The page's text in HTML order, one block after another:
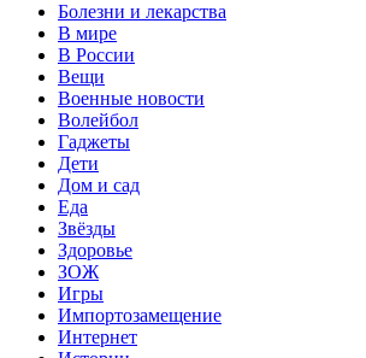
Болезни и лекарства
В мире
В России
Вещи
Военные новости
Волейбол
Гаджеты
Дети
Дом и сад
Еда
Звёзды
Здоровье
ЗОЖ
Игры
Импортозамещение
Интернет